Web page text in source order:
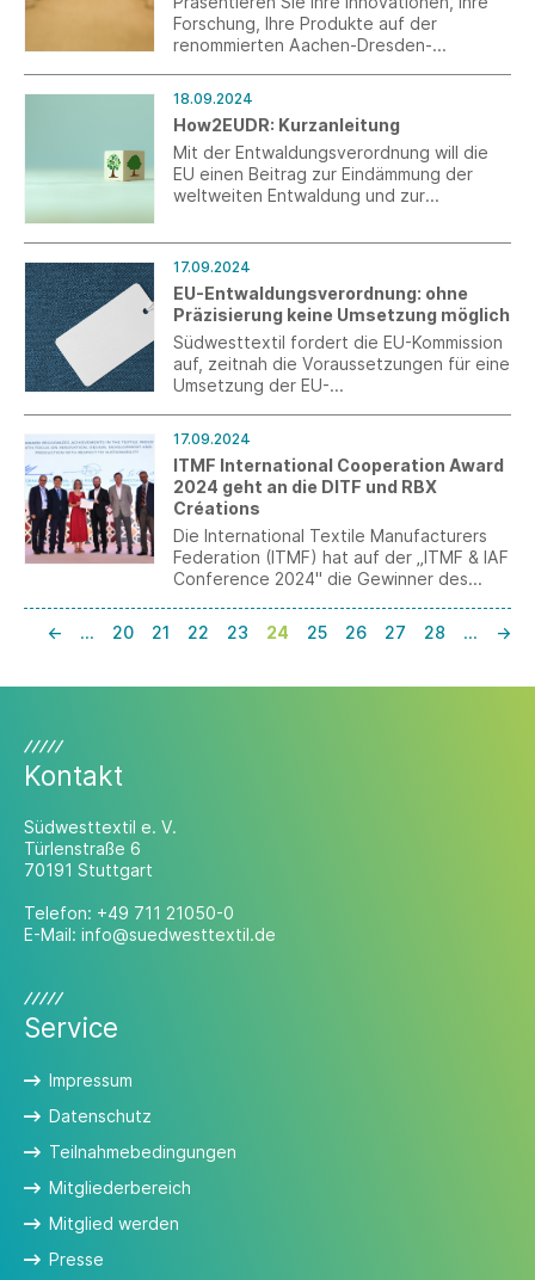
Forschung, Ihre Produkte auf der
renommierten Aachen-Dresden-
am 30. September 2024.
18.09.2024
How2EUDR: Kurzanleitung
Mit der Entwaldungsverordnung will die
EU einen Beitrag zur Eindämmung der
weltweiten Entwaldung und zur
Ab dem 30.12.2024 muss die EU-
Deforestation Regulation (EUDR)
17.09.2024
EU-Entwaldungsverordnung: ohne
Präzisierung keine Umsetzung möglich
Südwesttextil fordert die EU-Kommission
auf, zeitnah die Voraussetzungen für eine
Umsetzung der EU-
17.09.2024
ITMF International Cooperation Award
2024 geht an die DITF und RBX
Créations
Die International Textile Manufacturers
Federation (ITMF) hat auf der „ITMF & IAF
Conference 2024" die Gewinner des
dabei sind unter der Kategorie „ITMF
International Cooperation Award 2024“
Firma RBX Créations.
← … 20 21 22 23 24 25 26 27 28 … →
Kontakt
Südwesttextil e. V.
Türlenstraße 6
70191 Stuttgart
Telefon: +49 711 21050-0
E-Mail: info@suedwesttextil.de
Service
Impressum
Datenschutz
Teilnahmebedingungen
Mitgliederbereich
Mitglied werden
Presse